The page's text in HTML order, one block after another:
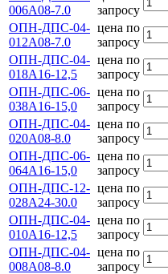
006А08-7.0
запросу
ОПН-ДПС-04-
012А08-7.0
цена по
запросу
ОПН-ДПС-04-
018А16-12,5
цена по
запросу
ОПН-ДПС-06-
038А16-15,0
цена по
запросу
ОПН-ДПС-04-
020А08-8.0
цена по
запросу
ОПН-ДПС-06-
064А16-15,0
цена по
запросу
ОПН-ДПС-12-
028А24-30.0
цена по
запросу
ОПН-ДПС-04-
010А16-12,5
цена по
запросу
ОПН-ДПС-04-
008А08-8.0
цена по
запросу